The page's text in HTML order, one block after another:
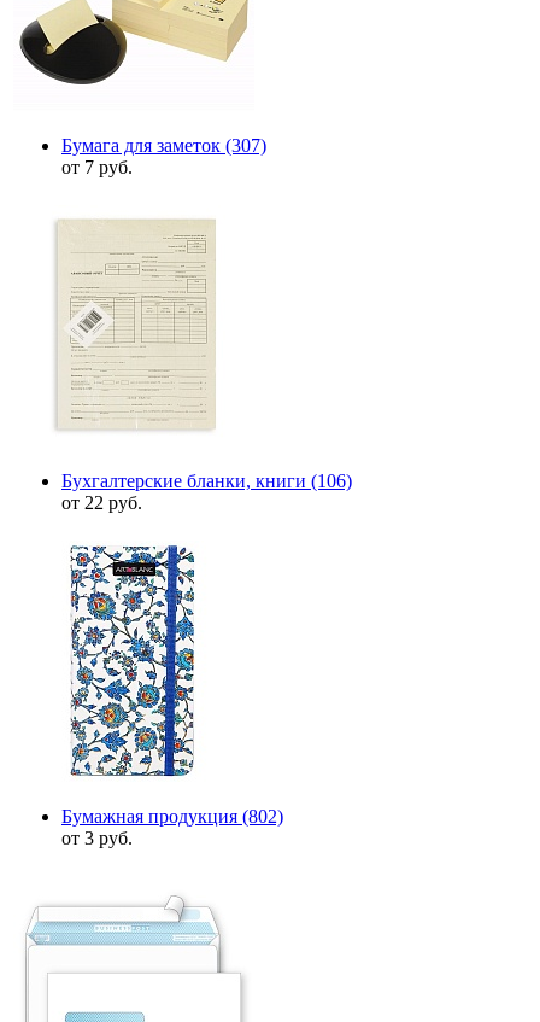
Бумага для заметок (307)
от 7 руб.
Бухгалтерские бланки, книги (106)
от 22 руб.
Бумажная продукция (802)
от 3 руб.